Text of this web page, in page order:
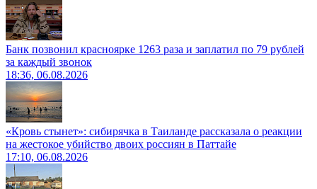
Банк позвонил красноярке 1263 раза и заплатил по 79 рублей
за каждый звонок
18:36, 06.08.2026
«Кровь стынет»: сибирячка в Таиланде рассказала о реакции
на жестокое убийство двоих россиян в Паттайе
17:10, 06.08.2026